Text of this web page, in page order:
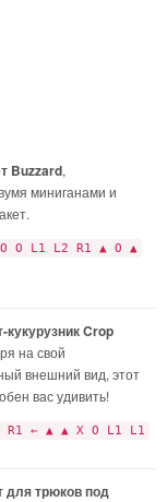
Buzzard,
миниганами и
O L1 L2 R1 ▲ O ▲
Crop
на свой
внешний вид, этот
вас удивить!
R1 ← ▲ ▲ X O L1 L1
для трюков под